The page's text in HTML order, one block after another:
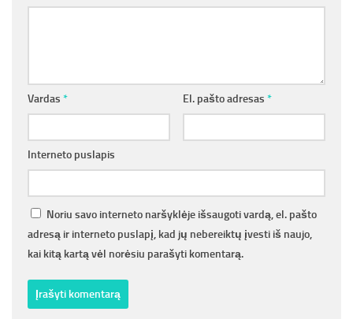
Vardas * El. pašto adresas *
Interneto puslapis
Noriu savo interneto naršyklėje išsaugoti vardą, el. pašto
adresą ir interneto puslapį, kad jų nebereiktų įvesti iš naujo,
kai kitą kartą vėl norėsiu parašyti komentarą.